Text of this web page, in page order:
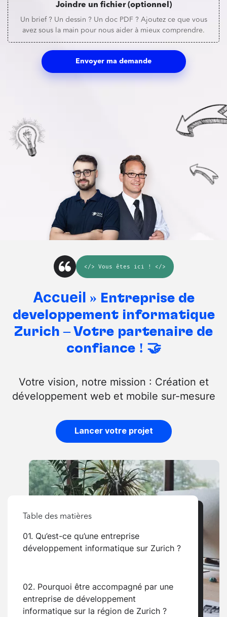
Joindre un fichier (optionnel)
Un brief ? Un dessin ? Un doc PDF ? Ajoutez ce que vous
avez sous la main pour nous aider à mieux comprendre.
Envoyer ma demande
</> Vous êtes ici ! </>
Accueil » Entreprise de
développement informatique
Zurich – Votre partenaire de
confiance ! 🤝
Votre vision, notre mission : Création et
développement web et mobile sur-mesure
Lancer votre projet
Table des matières
01. Qu’est-ce qu’une entreprise
développement informatique sur Zurich ?
02. Pourquoi être accompagné par une
entreprise de développement
informatique sur la région de Zurich ?